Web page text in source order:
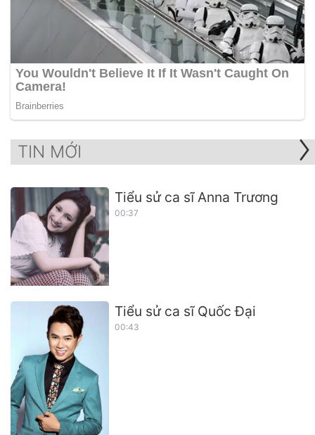
TIN MỚI
Tiểu sử ca sĩ Anna Trương
00:37
Tiểu sử ca sĩ Quốc Đại
00:43